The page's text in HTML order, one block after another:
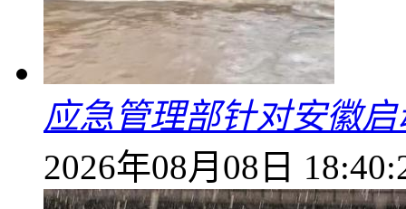
应急管理部针对安徽
2026年08月08日